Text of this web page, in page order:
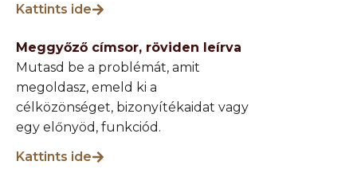
Kattints ide
Meggyőző címsor, röviden leírva
Mutasd be a problémát, amit
megoldasz, emeld ki a
célközönséget, bizonyítékaidat vagy
egy előnyöd, funkciód.
Kattints ide